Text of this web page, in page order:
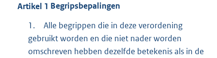
Artikel 1 Begripsbepalingen
1.
Alle begrippen die in deze verordening
gebruikt worden en die niet nader worden
omschreven hebben dezelfde betekenis als in de